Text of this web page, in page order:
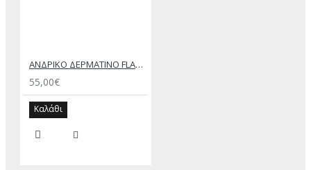
ΑΝΔΡΙΚΟ ΔΕΡΜΑΤΙΝΟ FLAT ΣΑΝΔΑΛΙ ΜΑΥΡΟ ΘΕΜΗΣ
55,00€
Καλάθι